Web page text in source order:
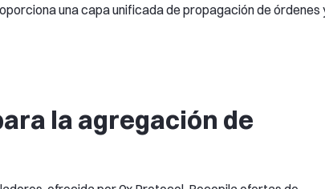
una capa unificada de propagación de órdenes
la agregación de